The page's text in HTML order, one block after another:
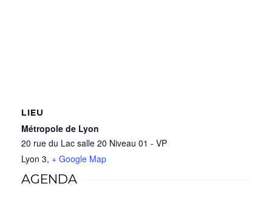
LIEU
Métropole de Lyon
20 rue du Lac salle 20 Niveau 01 - VP
Lyon 3, + Google Map
AGENDA